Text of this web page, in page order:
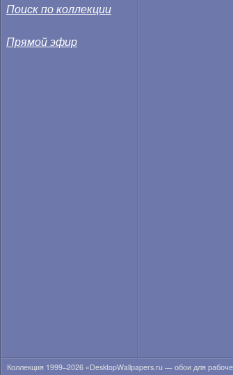
Поиск по коллекции
Прямой эфир
Бар Пали
Коллекция 1999–2026 «DesktopWallpapers.ru — обои для